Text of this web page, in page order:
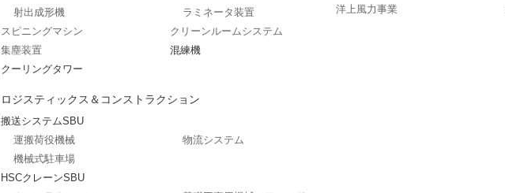
射出成形機
ラミネータ装置
スピニングマシン
クリーンルームシステム
集塵装置
混練機
クーリングタワー
ロジスティックス＆コンストラクション
搬送システムSBU
運搬荷役機械
物流システム
機械式駐車場
HSCクレーンSBU
洋上風力事業